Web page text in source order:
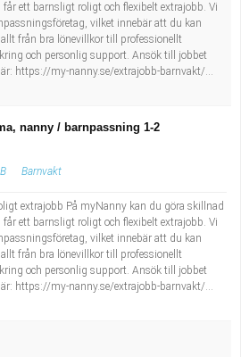
ett barnsligt roligt och flexibelt extrajobb. Vi
vilket innebär att du kan
från bra lönevillkor till professionellt
och personlig support. Ansök till jobbet
https://my-nanny.se/extrajobb-barnvakt/...
nanny / barnpassning 1-2
Barnvakt
extrajobb På myNanny kan du göra skillnad
ett barnsligt roligt och flexibelt extrajobb. Vi
vilket innebär att du kan
från bra lönevillkor till professionellt
och personlig support. Ansök till jobbet
https://my-nanny.se/extrajobb-barnvakt/...